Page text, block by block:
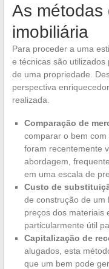
As métodas
imobiliária
Para proceder a uma
e técnicas são
de uma propriedade.
perspectiva
realizada.
Comparação de
comparar o bem
foram recentemente
abordagem,
em uma escala de
Custo de
de construção de um
preços dos materiais
particularmente útil
Capitalização de
alugados, esta
que um bem pode